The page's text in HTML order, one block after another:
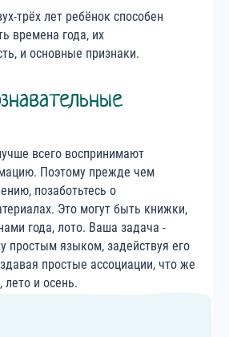
трёх лет ребёнок способен
времена года, их
и основные признаки.
всего воспринимают
Поэтому прежде чем
позаботьтесь о
Это могут быть книжки,
года, лото. Ваша задача -
простым языком, задействуя его
простые ассоциации, что же
лето и осень.